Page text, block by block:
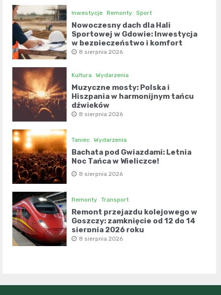
Inwestycje Remonty Sport
Nowoczesny dach dla Hali
Sportowej w Gdowie: Inwestycja
w bezpieczeństwo i komfort
8 sierpnia 2026
Kultura Wydarzenia
Muzyczne mosty: Polska i
Hiszpania w harmonijnym tańcu
dźwięków
8 sierpnia 2026
Taniec Wydarzenia
Bachata pod Gwiazdami: Letnia
Noc Tańca w Wieliczce!
8 sierpnia 2026
Remonty Transport
Remont przejazdu kolejowego w
Goszczy: zamknięcie od 12 do 14
sierpnia 2026 roku
8 sierpnia 2026